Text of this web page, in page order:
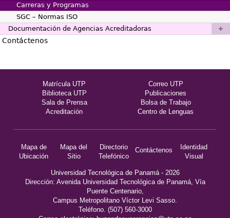
Carreras y Programas
SGC – Normas ISO
Documentación de Agencias Acreditadoras
Contáctenos
Matrícula UTP
Correo UTP
Biblioteca UTP
Publicaciones
Sala de Prensa
Bolsa de Trabajo
Acreditación
Centro de Lenguas
Mapa de
Ubicación
Mapa del
Sitio
Directorio
Telefónico
Contáctenos
Identidad
Visual
Universidad Tecnológica de Panamá - 2026
Dirección: Avenida Universidad Tecnológica de Panamá, Vía
Puente Centenario,
Campus Metropolitano Víctor Levi Sasso.
Teléfono. (507) 560-3000